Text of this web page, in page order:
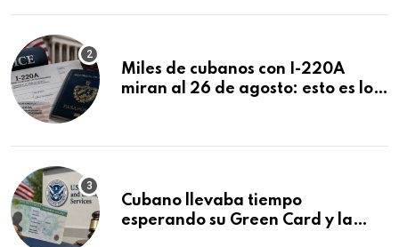
Miles de cubanos con I-220A
miran al 26 de agosto: esto es lo
Cubano llevaba tiempo
esperando su Green Card y la